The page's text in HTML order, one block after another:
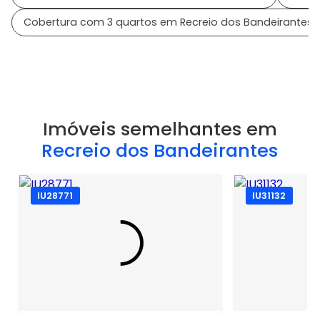
Cobertura com 3 quartos em Recreio dos Bandeirantes
Imóveis semelhantes em
Recreio dos Bandeirantes
IU28771 IU31132